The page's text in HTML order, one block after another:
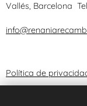
Vallés, Barcelona
Política de